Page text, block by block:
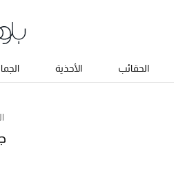
الحقائب الأحذية